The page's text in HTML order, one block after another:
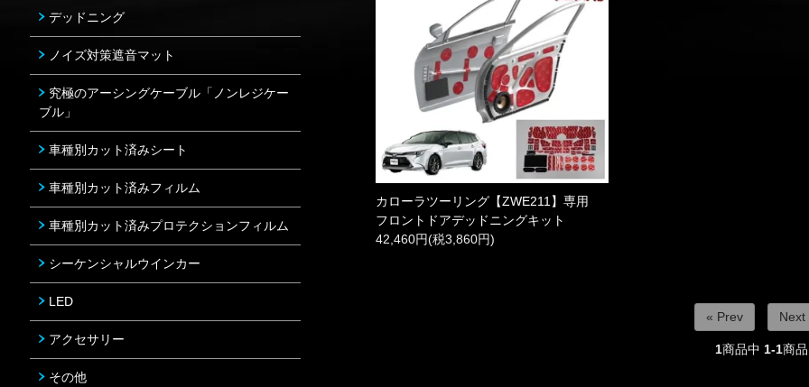
カローラツーリング【ZWE211】専用
フロントドアデッドニングキット
42,460円(税3,860円)
« Prev Next
1商品中 1-1商品
デッドニング
ノイズ対策遮音マット
究極のアーシングケーブル「ノンレジケー
ブル」
車種別カット済みシート
車種別カット済みフィルム
車種別カット済みプロテクションフィルム
シーケンシャルウインカー
LED
アクセサリー
その他